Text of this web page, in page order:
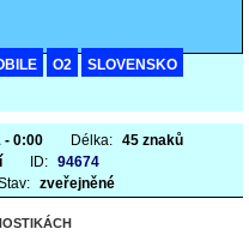
O2 SLOVENSKO
- 0:00 Délka: 45 znaků
ID: 94674
zveřejněné